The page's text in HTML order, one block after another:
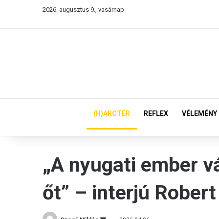
2026. augusztus 9., vasárnap
(H)ARCTÉR REFLEX VÉLEMÉNY
„A nyugati ember
őt” – interjú